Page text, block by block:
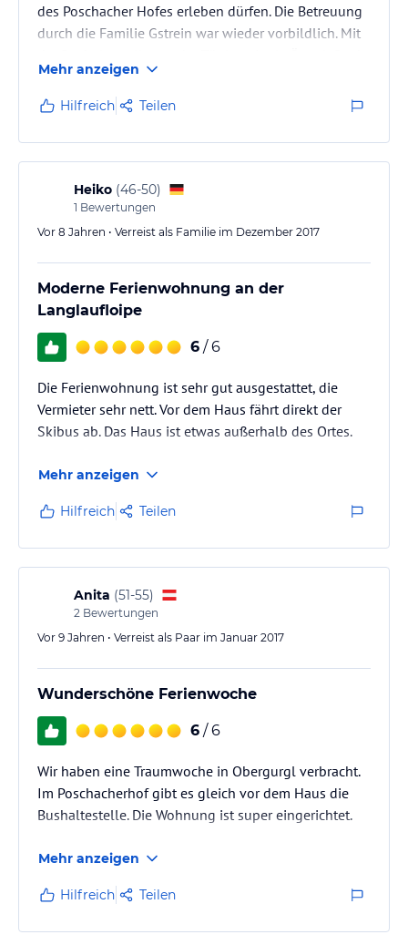
des Poschacher Hofes erleben dürfen. Die Betreuung
durch die Familie Gstrein war wieder vorbildlich. Mit
fast jedes Ziel im Ötztal problemlos ohne Auto
erreichbar, incl. Busfahrt bis direkt an den
Gletscherrand. Die vielen, damit ebenfalls nutzbaren,
Seilbahnen lassen ohne größere Anstrengungen
hochalpine Wanderungen oder Ausflüge auf über
3000m incl. Gourmet-Restaurant zu.…
Mehr anzeigen
Hilfreich Teilen
Heiko (46-50)
1 Bewertungen
Vor 8 Jahren • Verreist als Familie im Dezember 2017
Moderne Ferienwohnung an der
Langlaufloipe
6 / 6
Die Ferienwohnung ist sehr gut ausgestattet, die
Vermieter sehr nett. Vor dem Haus fährt direkt der
Skibus ab. Das Haus ist etwas außerhalb des Ortes.
Mehr anzeigen
Hilfreich Teilen
Anita (51-55)
2 Bewertungen
Vor 9 Jahren • Verreist als Paar im Januar 2017
Wunderschöne Ferienwoche
6 / 6
Wir haben eine Traumwoche in Obergurgl verbracht.
Im Poschacherhof gibt es gleich vor dem Haus die
Bushaltestelle. Die Wohnung ist super eingerichtet.
Mehr anzeigen
Hilfreich Teilen